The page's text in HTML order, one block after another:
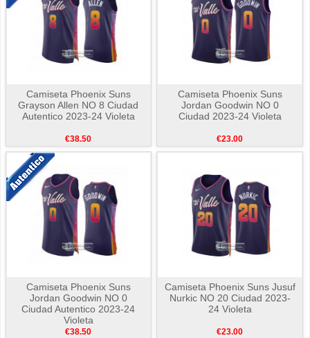
Camiseta Phoenix Suns
Grayson Allen NO 8 Ciudad
Autentico 2023-24 Violeta
€38.50
Camiseta Phoenix Suns
Jordan Goodwin NO 0
Ciudad 2023-24 Violeta
€23.00
Camiseta Phoenix Suns
Jordan Goodwin NO 0
Ciudad Autentico 2023-24
Violeta
€38.50
Camiseta Phoenix Suns Jusuf
Nurkic NO 20 Ciudad 2023-
24 Violeta
€23.00